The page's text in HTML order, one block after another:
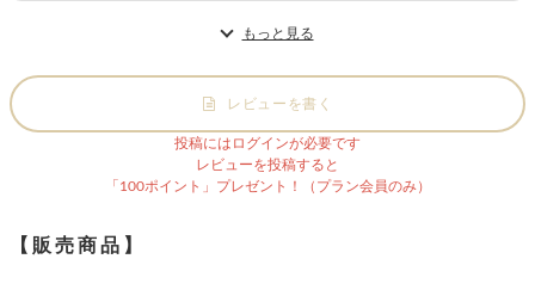
もっと見る
レビューを書く
投稿にはログインが必要です
レビューを投稿すると
「100ポイント」プレゼント！（プラン会員のみ）
【販売商品】